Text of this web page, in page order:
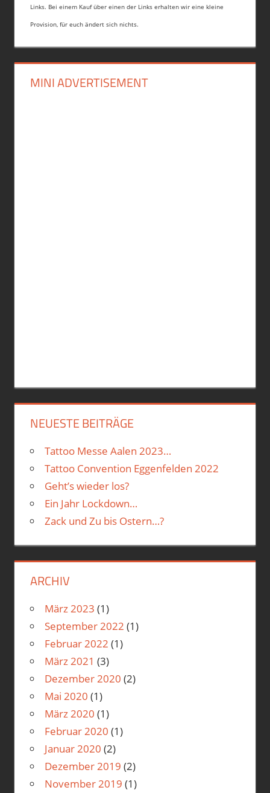
Links. Bei einem Kauf über einen der Links erhalten wir eine kleine
Provision, für euch ändert sich nichts.
MINI ADVERTISEMENT
NEUESTE BEITRÄGE
Tattoo Messe Aalen 2023…
Tattoo Convention Eggenfelden 2022
Geht’s wieder los?
Ein Jahr Lockdown…
Zack und Zu bis Ostern…?
ARCHIV
März 2023 (1)
September 2022 (1)
Februar 2022 (1)
März 2021 (3)
Dezember 2020 (2)
Mai 2020 (1)
März 2020 (1)
Februar 2020 (1)
Januar 2020 (2)
Dezember 2019 (2)
November 2019 (1)